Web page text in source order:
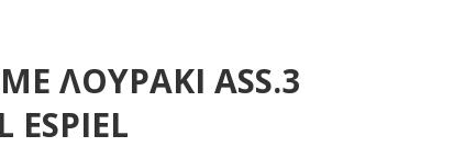
ΛΟΥΡΑΚΙ ΑSS.3